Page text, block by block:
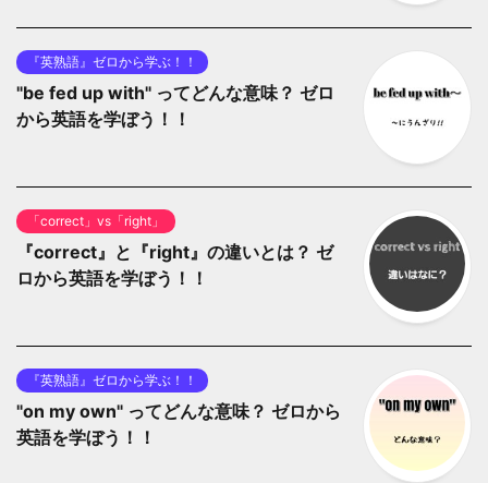
『英熟語』ゼロから学ぶ！！
"be fed up with" ってどんな意味？ ゼロ
から英語を学ぼう！！
「correct」vs「right」
『correct』と『right』の違いとは？ ゼ
ロから英語を学ぼう！！
『英熟語』ゼロから学ぶ！！
"on my own" ってどんな意味？ ゼロから
英語を学ぼう！！